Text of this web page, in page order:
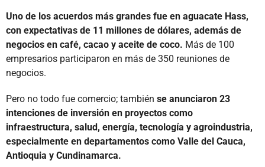
Uno de los acuerdos más grandes fue en aguacate Hass,
con expectativas de 11 millones de dólares, además de
negocios en café, cacao y aceite de coco. Más de 100
empresarios participaron en más de 350 reuniones de
negocios.
Pero no todo fue comercio; también se anunciaron 23
intenciones de inversión en proyectos como
infraestructura, salud, energía, tecnología y agroindustria,
especialmente en departamentos como Valle del Cauca,
Antioquia y Cundinamarca.